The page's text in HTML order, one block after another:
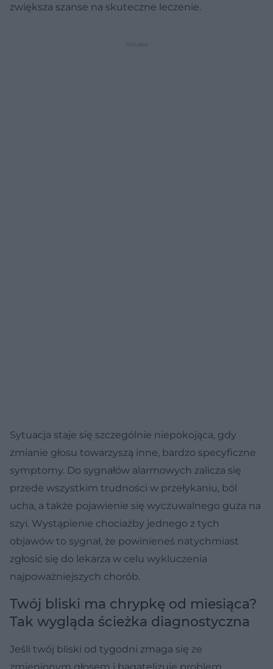
zwiększa szanse na skuteczne leczenie.
Sytuacja staje się szczególnie niepokojąca, gdy
zmianie głosu towarzyszą inne, bardzo specyficzne
symptomy. Do sygnałów alarmowych zalicza się
przede wszystkim trudności w przełykaniu, ból
ucha, a także pojawienie się wyczuwalnego guza na
szyi. Wystąpienie chociażby jednego z tych
objawów to sygnał, że powinieneś natychmiast
zgłosić się do lekarza w celu wykluczenia
najpoważniejszych chorób.
Twój bliski ma chrypkę od miesiąca?
Tak wygląda ścieżka diagnostyczna
Jeśli twój bliski od tygodni zmaga się ze
zmienionym głosem i bagatelizuje problem,